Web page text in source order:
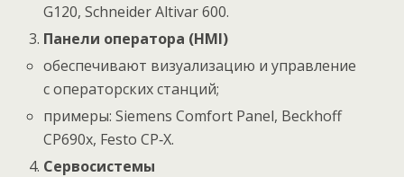
G120, Schneider Altivar 600.
Панели оператора (HMI)
обеспечивают визуализацию и управление
с операторских станций;
примеры: Siemens Comfort Panel, Beckhoff
CP690x, Festo CP‑X.
Сервосистемы